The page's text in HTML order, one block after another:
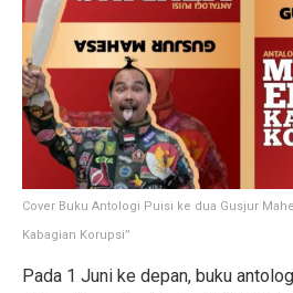
Cover Buku Antologi Puisi ke dua Gusjur
Kabagian Korupsi”
Pada 1 Juni ke depan, buku